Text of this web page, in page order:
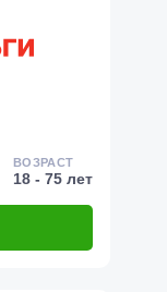
ВОЗРАСТ
18 - 75 лет